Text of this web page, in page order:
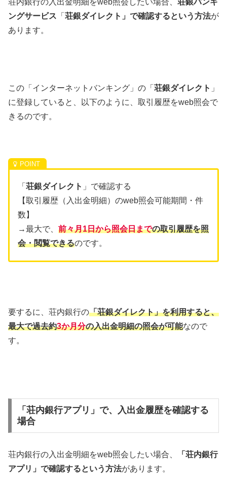
荘内銀行の入出金明細をweb照会したい場合、 荘銀バンキ
ングサービス 「 荘銀ダイレクト」で確認するという方法が
あります。
この「インターネットバンキング」の「 荘銀ダイレクト 」
に登録していると、以下のように、取引履歴をweb照会で
きるのです。
「 荘銀ダイレクト 」で確認する
【取引履歴（入出金明細）のweb照会可能期間・件
数】
→最大で、 前々月1日から照会日までの取引履歴を照
会・閲覧できるのです。
要するに、荘内銀行の「荘銀ダイレクト」を利用すると、
最大で過去約3か月分の入出金明細の照会が可能なので
す。
「荘内銀行アプリ」で、入出金履歴を確認する
場合
荘内銀行の入出金明細をweb照会したい場合、
「荘内銀行
アプリ」で確認するという方法があります。